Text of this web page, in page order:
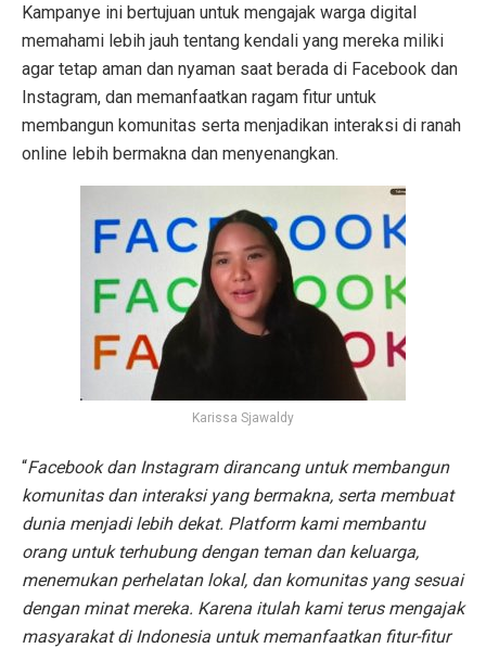
Kampanye ini bertujuan untuk mengajak warga digital
memahami lebih jauh tentang kendali yang mereka miliki
agar tetap aman dan nyaman saat berada di Facebook dan
Instagram, dan memanfaatkan ragam fitur untuk
membangun komunitas serta menjadikan interaksi di ranah
online lebih bermakna dan menyenangkan.
Karissa Sjawaldy
“Facebook dan Instagram dirancang untuk membangun
komunitas dan interaksi yang bermakna, serta membuat
dunia menjadi lebih dekat. Platform kami membantu
orang untuk terhubung dengan teman dan keluarga,
menemukan perhelatan lokal, dan komunitas yang sesuai
dengan minat mereka. Karena itulah kami terus mengajak
masyarakat di Indonesia untuk memanfaatkan fitur-fitur